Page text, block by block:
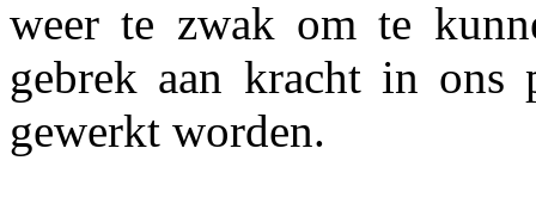
weer te zwak om te
gebrek aan kracht in ons
gewerkt worden.